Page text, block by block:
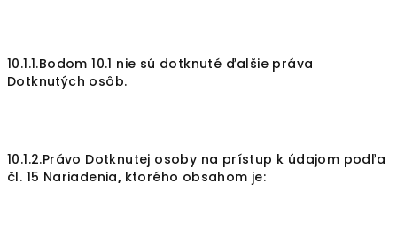
10.1.1.Bodom 10.1 nie sú dotknuté ďalšie práva
Dotknutých osôb.
10.1.2.Právo Dotknutej osoby na prístup k údajom podľa
čl. 15 Nariadenia, ktorého obsahom je: